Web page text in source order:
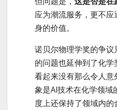
应为潮流服务，更不应
身的价值。
诺贝尔物理学奖的争
的问题也延伸到了化
看起来没有那么令人
象是AI技术在化学领域
度上还保持了领域内的